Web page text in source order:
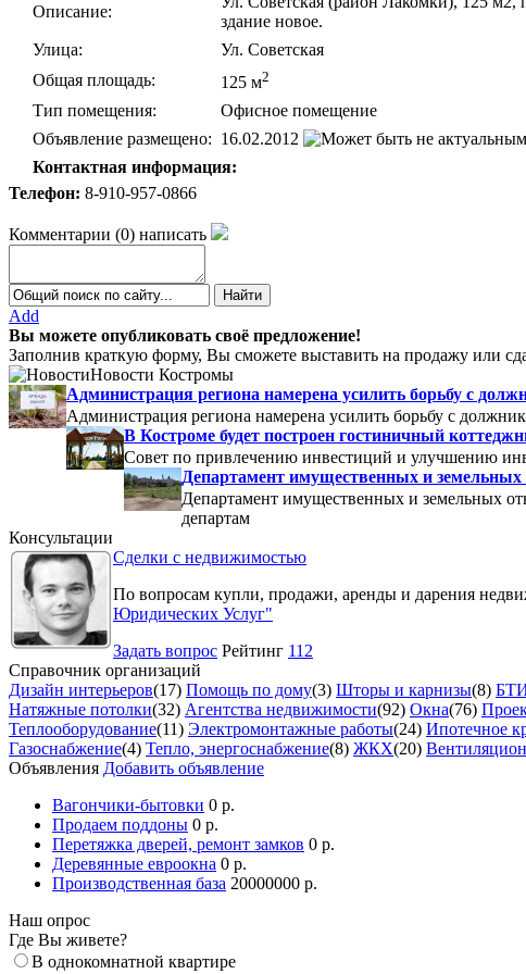
Описание:
здание новое.
Улица:
Ул. Советская
Общая площадь:
125 м2
Тип помещения:
Офисное помещение
Объявление размещено: 16.02.2012
Контактная информация:
Телефон: 8-910-957-0866
Комментарии (0) написать
Add
Вы можете опубликовать своё предложение!
Заполнив краткую форму, Вы сможете выставить на продажу или
Новости Костромы
Администрация региона намерена усилить борьбу с
Администрация региона намерена усилить борьбу с
В Костроме будет построен гостиничный
Совет по привлечению инвестиций и улучшению
Департамент имущественных и
Департамент имущественных и земельных
департам
Консультации
Сделки с недвижимостью
По вопросам купли, продажи, аренды и дарения
Юридических Услуг"
Задать вопрос Рейтинг 112
Справочник организаций
Дизайн интерьеров(17) Помощь по дому(3) Шторы и карнизы(8)
Натяжные потолки(32) Агентства недвижимости(92) Окна(76)
Теплооборудование(11) Электромонтажные работы(24) Ипотечное
Газоснабжение(4) Тепло, энергоснабжение(8) ЖКХ(20)
Объявления Добавить объявление
Вагончики-бытовки 0 р.
Продаем поддоны 0 р.
Перетяжка дверей, ремонт замков 0 р.
Деревянные евроокна 0 р.
Производственная база 20000000 р.
Наш опрос
Где Вы живете?
В однокомнатной квартире